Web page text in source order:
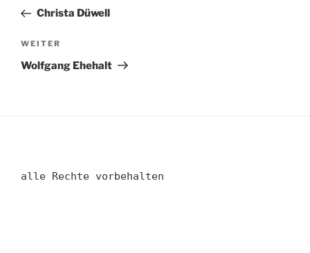
Beitrag
Christa Düwell
Nächster
Beitrag
WEITER
Wolfgang Ehehalt
alle Rechte vorbehalten